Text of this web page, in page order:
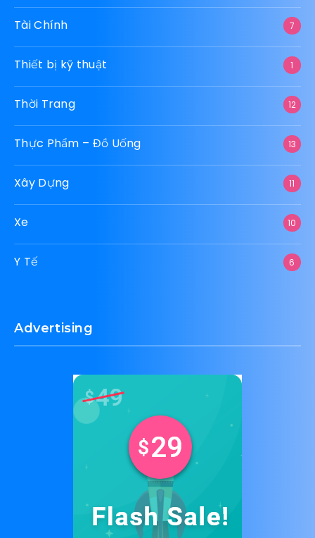
Tài Chính 7
Thiết bị kỹ thuật 1
Thời Trang 12
Thực Phẩm – Đồ Uống 13
Xây Dựng 11
Xe 10
Y Tế 6
Advertising